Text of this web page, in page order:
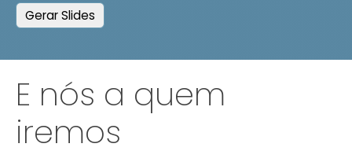
Gerar Slides
E nós a quem
iremos